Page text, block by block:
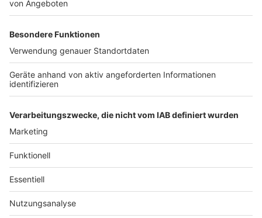
Anzeige